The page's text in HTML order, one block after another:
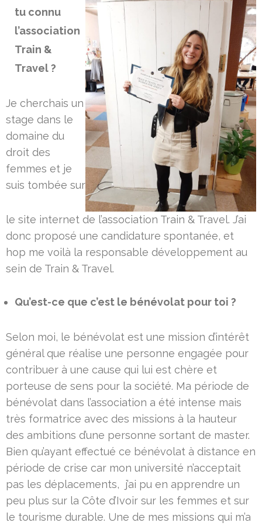
tu connu
l’association
Train &
Travel ?
Je cherchais un
stage dans le
domaine du
droit des
femmes et je
suis tombée sur
le site internet de l’association Train & Travel. J’ai
donc proposé une candidature spontanée, et
hop me voilà la responsable développement au
sein de Train & Travel.
Qu’est-ce que c’est le bénévolat pour toi ?
Selon moi, le bénévolat est une mission d’intérêt
général que réalise une personne engagée pour
contribuer à une cause qui lui est chère et
porteuse de sens pour la société. Ma période de
bénévolat dans l’association a été intense mais
très formatrice avec des missions à la hauteur
des ambitions d’une personne sortant de master.
Bien qu’ayant effectué ce bénévolat à distance en
période de crise car mon université n’acceptait
pas les déplacements, j’ai pu en apprendre un
peu plus sur la Côte d’Ivoir sur les femmes et sur
le tourisme durable. Une de mes missions qui m’a